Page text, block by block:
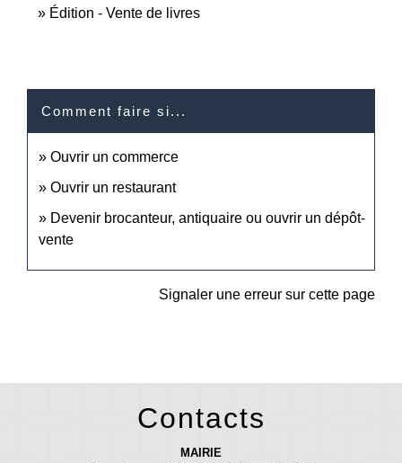
Édition - Vente de livres
Comment faire si...
Ouvrir un commerce
Ouvrir un restaurant
Devenir brocanteur, antiquaire ou ouvrir un dépôt-
vente
Signaler une erreur sur cette page
Contacts
MAIRIE